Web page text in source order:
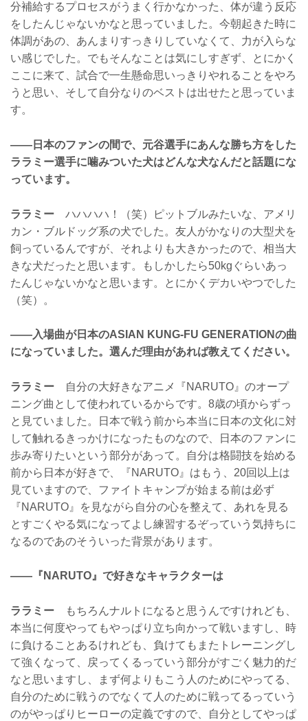
分補給するプロセスがうまく行かなかった、体が違う反応
をしたんじゃないかなと思っていました。今朝起きた時に
体調があの、あんまりすっきりしていなくて、力が入らな
い感じでした。でもそんなことは気にしすぎず、とにかく
ここに来て、試合で一生懸命思いっきりやれることをやろ
うと思い、そして自分なりのベストは出せたと思っていま
す。
——日本のファンの間で、元谷選手にあんな勝ち方をした
ララミー選手に噛みついた犬はどんな犬なんだと話題にな
っています。
ララミー ハハハハ！（笑）ピットブルみたいな、アメリ
カン・ブルドッグ系の犬でした。友人がかなりの大型犬を
飼っているんですが、それよりも大きかったので、相当大
きな犬だったと思います。もしかしたら50kgぐらいあっ
たんじゃないかなと思います。とにかくデカいやつでした
（笑）。
——入場曲が日本のASIAN KUNG-FU GENERATIONの曲
になっていました。選んだ理由があれば教えてください。
ララミー 自分の大好きなアニメ『NARUTO』のオープ
ニング曲として使われているからです。8歳の頃からずっ
と見ていました。日本で戦う前から本当に日本の文化に対
して触れるきっかけになったものなので、日本のファンに
歩み寄りたいという部分があって。自分は格闘技を始める
前から日本が好きで、『NARUTO』はもう、20回以上は
見ていますので、ファイトキャンプが始まる前は必ず
『NARUTO』を見ながら自分の心を整えて、あれを見る
とすごくやる気になってよし練習するぞっていう気持ちに
なるのであのそういった背景があります。
——『NARUTO』で好きなキャラクターは
ララミー もちろんナルトになると思うんですけれども、
本当に何度やってもやっぱり立ち向かって戦いますし、時
に負けることあるけれども、負けてもまたトレーニングし
て強くなって、戻ってくるっていう部分がすごく魅力的だ
なと思いますし、まず何よりもこう人のためにやってる、
自分のために戦うのでなくて人のために戦ってるっていう
のがやっぱりヒーローの定義ですので、自分としてやっぱ